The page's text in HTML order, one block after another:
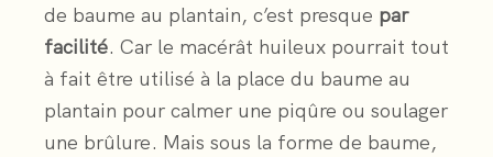
de baume au plantain, c’est presque par
facilité. Car le macérât huileux pourrait tout
à fait être utilisé à la place du baume au
plantain pour calmer une piqûre ou soulager
une brûlure. Mais sous la forme de baume,